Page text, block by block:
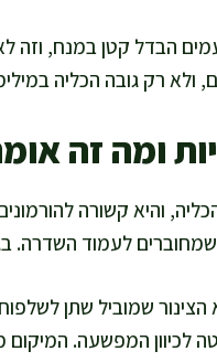
הבדל קטן במנח,
רק גובה הכליה
ומה זה
והיא קשורה
שמחוברים לעמוד
שמוביל שתן
לכיוון המפשעה.